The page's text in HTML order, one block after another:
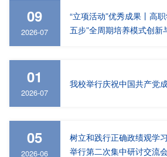
09
2026-07
“立项活动”优秀成果丨高
五步”全周期培养模式创新
01
2026-07
我校举行庆祝中国共产党
05
2026-06
树立和践行正确政绩观学
举行第二次集中研讨交流